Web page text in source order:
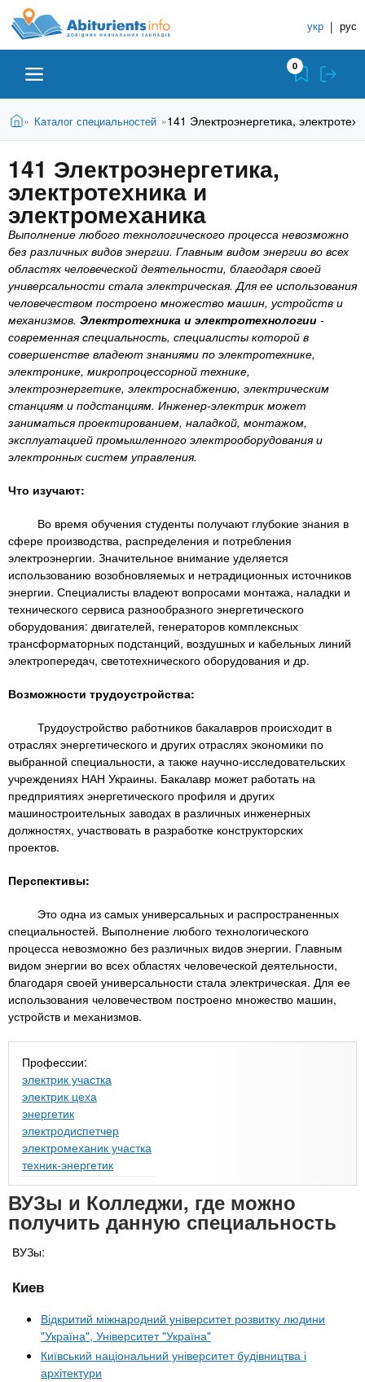
A
b
i
t
u
r
i
e
n
t
s
.
i
n
f
o
п
р
в
о
н
и
к
У
ч
е
б
н
ы
х
з
а
в
е
д
н
и
й
укр | рус
Абитуриенту
Вузы
Колледжи
Курсы
Частные школы
MBA
Онлайн курсы
За рубежом
0
В
д
е
с
ь
Главная
» Каталог специальностей »141 Электроэнергетика,
141 Электроэнергетика,
электротехника и
электромеханика
Выполнение любого технологического процесса невозможно
без различных видов энергии. Главным видом энергии во всех
областях человеческой деятельности, благодаря своей
универсальности стала электрическая. Для ее использования
человечеством построено множество машин, устройств и
механизмов. Электротехника и электротехнологии -
современная специальность, специалисты которой в
совершенстве владеют знаниями по электротехнике,
электронике, микропроцессорной технике,
электроэнергетике, электроснабжению, электрическим
станциям и подстанциям. Инженер-электрик может
заниматься проектированием, наладкой, монтажом,
эксплуатацией промышленного электрооборудования и
электронных систем управления.
Что изучают:
Во время обучения студенты получают глубокие знания в
сфере производства, распределения и потребления
электроэнергии. Значительное внимание уделяется
использованию возобновляемых и нетрадиционных источников
энергии. Специалисты владеют вопросами монтажа, наладки и
технического сервиса разнообразного энергетического
оборудования: двигателей, генераторов комплексных
трансформаторных подстанций, воздушных и кабельных линий
электропередач, светотехнического оборудования и др.
Возможности трудоустройства:
Трудоустройство работников бакалавров происходит в
отраслях энергетического и других отраслях экономики по
выбранной специальности, а также научно-исследовательских
учреждениях НАН Украины. Бакалавр может работать на
предприятиях энергетического профиля и других
машиностроительных заводах в различных инженерных
должностях, участвовать в разработке конструкторских
проектов.
Перспективы:
Это одна из самых универсальных и распространенных
специальностей. Выполнение любого технологического
процесса невозможно без различных видов энергии. Главным
видом энергии во всех областях человеческой деятельности,
благодаря своей универсальности стала электрическая. Для ее
использования человечеством построено множество машин,
устройств и механизмов.
Профессии:
электрик участка
электрик цеха
энергетик
электродиспетчер
электромеханик участка
техник-энергетик
ВУЗы и Колледжи, где можно
получить данную специальность
ВУЗы:
Киев
Відкритий міжнародний університет розвитку людини
"Україна", Університет "Україна"
Київський національний університет будівництва і
архітектури